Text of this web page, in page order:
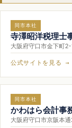
同市本社
寺澤昭洋税理士
大阪府守口市金下町
公式サイトを見る →
同市本社
かわはら会計事
大阪府守口市京阪本